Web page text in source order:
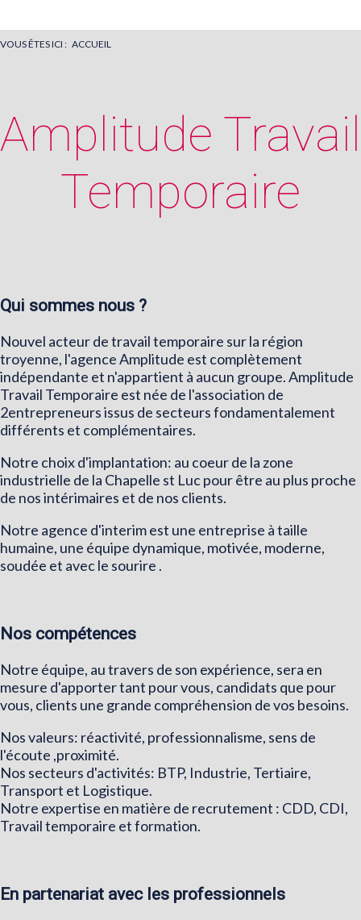
avant un
VOUS ÊTES ICI : ACCUEIL
Amplitude Travail
Temporaire
Qui sommes nous ?
Nouvel acteur de travail temporaire sur la région
troyenne, l'agence Amplitude est complètement
indépendante et n'appartient à aucun groupe. Amplitude
Travail Temporaire est née de l'association de
2entrepreneurs issus de secteurs fondamentalement
différents et complémentaires.
Notre choix d'implantation: au coeur de la zone
industrielle de la Chapelle st Luc pour être au plus proche
de nos intérimaires et de nos clients.
Notre agence d'interim est une entreprise à taille
humaine, une équipe dynamique, motivée, moderne,
soudée et avec le sourire .
Nos compétences
Notre équipe, au travers de son expérience, sera en
mesure d'apporter tant pour vous, candidats que pour
vous, clients une grande compréhension de vos besoins.
Nos valeurs: réactivité, professionnalisme, sens de
l'écoute ,proximité.
Nos secteurs d'activités: BTP, Industrie, Tertiaire,
Transport et Logistique.
Notre expertise en matière de recrutement : CDD, CDI,
Travail temporaire et formation.
En partenariat avec les professionnels